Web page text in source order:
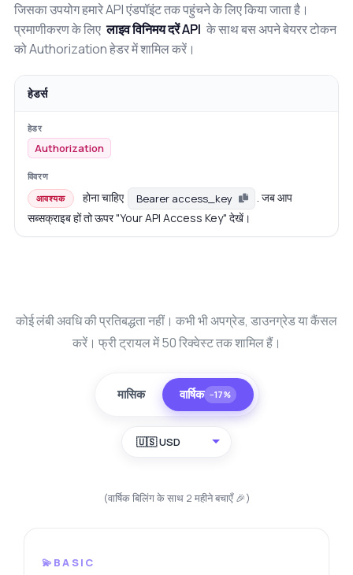
जिसका उपयोग हमारे API एंडपॉइंट तक पहुंचने के लिए किया जाता है।
प्रमाणीकरण के लिए लाइव विनिमय दरें API के साथ बस अपने बेयरर टोकन
को Authorization हेडर में शामिल करें।
हेडर्स
Authorization
आवश्यक होना चाहिए Bearer access_key
. जब आप
सब्सक्राइब हों तो ऊपर "Your API Access Key" देखें।
कोई लंबी अवधि की प्रतिबद्धता नहीं। कभी भी अपग्रेड, डाउनग्रेड या कैंसल
करें। फ्री ट्रायल में 50 रिक्वेस्ट तक शामिल हैं।
मासिक वार्षिक −17%
🇺🇸 USD
(वार्षिक बिलिंग के साथ 2 महीने बचाएँ 🎉)
💫BASIC